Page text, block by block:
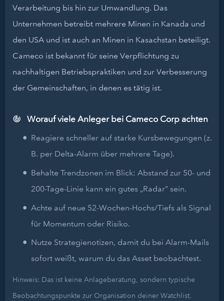
Verarbeitung bis hin zur Umwandlung. Das
Unternehmen betreibt mehrere Minen in Kanada und
den USA und ist auch an Minen in Kasachstan beteiligt.
Cameco ist bekannt für seine Verpflichtung zu
nachhaltigen Betriebspraktiken und zur Verbesserung
der Gemeinschaften, in denen es tätig ist.
Worauf viele Anleger bei Cameco Corp achten
Reagiere schneller auf starke Kursbewegungen (z.
B. per Delta-Alarm über mehrere Tage).
Behalte Trendzonen im Blick: Abstand zur 50- und
200-Tage-Linie kann ein gutes „Radar“ sein.
Achte auf neue 52-Wochen-Hochs/Tiefs als Signal
für Momentum oder Risiko.
Nutze Strategienotizen, damit du bei Alarm-Mails
sofort weißt, warum du das Asset beobachtest.
Hinweis: Das ist keine Anlageberatung, sondern typische
Beobachtungspunkte zur Organisation deiner Watchlist.